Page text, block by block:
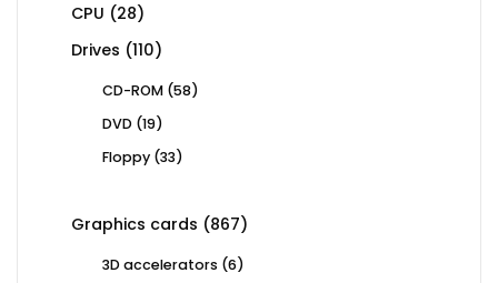
CPU 2828
products
Drives 110110
CD-ROM 5858
DVD 1919
Floppy 3333
Graphics cards 867867
3D accelerators 66